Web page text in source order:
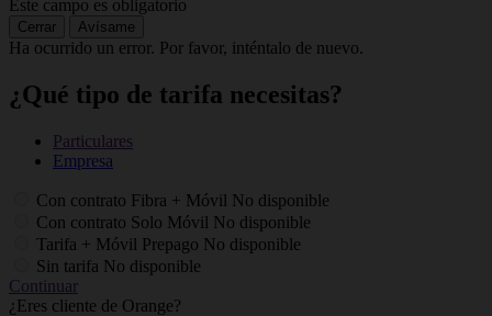
Este campo es obligatorio
Cerrar Avísame
Ha ocurrido un error. Por favor, inténtalo de nuevo.
¿Qué tipo de tarifa necesitas?
Particulares
Empresa
Con contrato Fibra + Móvil No disponible
Con contrato Solo Móvil No disponible
Tarifa + Móvil Prepago No disponible
Sin tarifa No disponible
Continuar
¿Eres cliente de Orange?